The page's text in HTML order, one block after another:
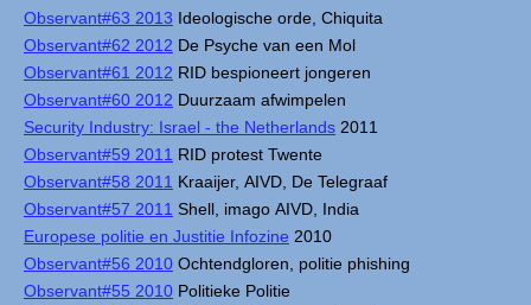
Observant#63 2013 Ideologische orde, Chiquita
Observant#62 2012 De Psyche van een Mol
Observant#61 2012 RID bespioneert jongeren
Observant#60 2012 Duurzaam afwimpelen
Security Industry: Israel - the Netherlands 2011
Observant#59 2011 RID protest Twente
Observant#58 2011 Kraaijer, AIVD, De Telegraaf
Observant#57 2011 Shell, imago AIVD, India
Europese politie en Justitie Infozine 2010
Observant#56 2010 Ochtendgloren, politie phishing
Observant#55 2010 Politieke Politie